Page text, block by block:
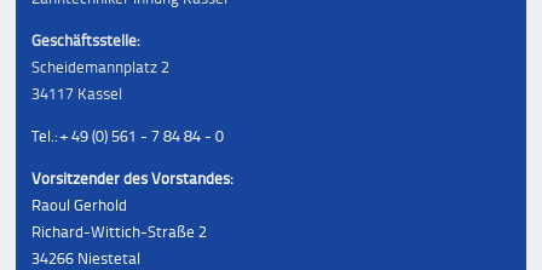
Geschäftsstelle:
Scheidemannplatz 2
34117 Kassel
Tel.: + 49 (0) 561 - 7 84 84 - 0
Vorsitzender des Vorstandes:
Raoul Gerhold
Richard-Wittich-Straße 2
34266 Niestetal